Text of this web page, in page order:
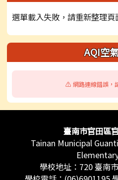
選單載入失敗，請重新整理頁
AQI空
⚠️ 網路連線錯誤，
頁尾區域內容臺南市官田區
Tainan Municipal
學校地址：720 臺南